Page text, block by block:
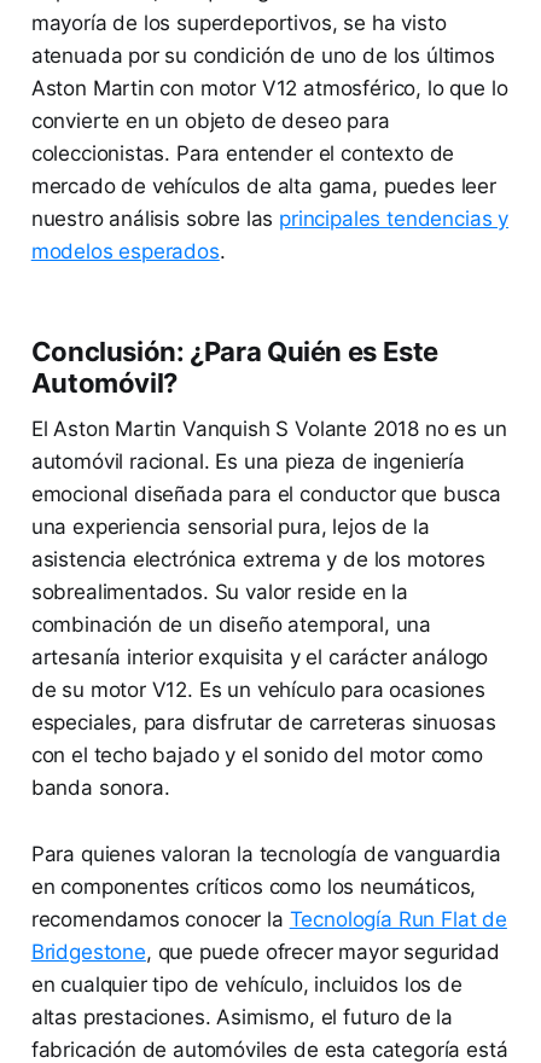
mayoría de los superdeportivos, se ha visto
atenuada por su condición de uno de los últimos
Aston Martin con motor V12 atmosférico, lo que lo
convierte en un objeto de deseo para
coleccionistas. Para entender el contexto de
mercado de vehículos de alta gama, puedes leer
nuestro análisis sobre las principales tendencias y
modelos esperados.
Conclusión: ¿Para Quién es Este
Automóvil?
El Aston Martin Vanquish S Volante 2018 no es un
automóvil racional. Es una pieza de ingeniería
emocional diseñada para el conductor que busca
una experiencia sensorial pura, lejos de la
asistencia electrónica extrema y de los motores
sobrealimentados. Su valor reside en la
combinación de un diseño atemporal, una
artesanía interior exquisita y el carácter análogo
de su motor V12. Es un vehículo para ocasiones
especiales, para disfrutar de carreteras sinuosas
con el techo bajado y el sonido del motor como
banda sonora.
Para quienes valoran la tecnología de vanguardia
en componentes críticos como los neumáticos,
recomendamos conocer la Tecnología Run Flat de
Bridgestone, que puede ofrecer mayor seguridad
en cualquier tipo de vehículo, incluidos los de
altas prestaciones. Asimismo, el futuro de la
fabricación de automóviles de esta categoría está